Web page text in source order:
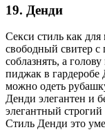
19. Денди
Секси стиль как
свободный свитер
соблазнять, а
пиджак в гардеробе
можно одеть
Денди элегантен и
элегантный
Стиль Денди это